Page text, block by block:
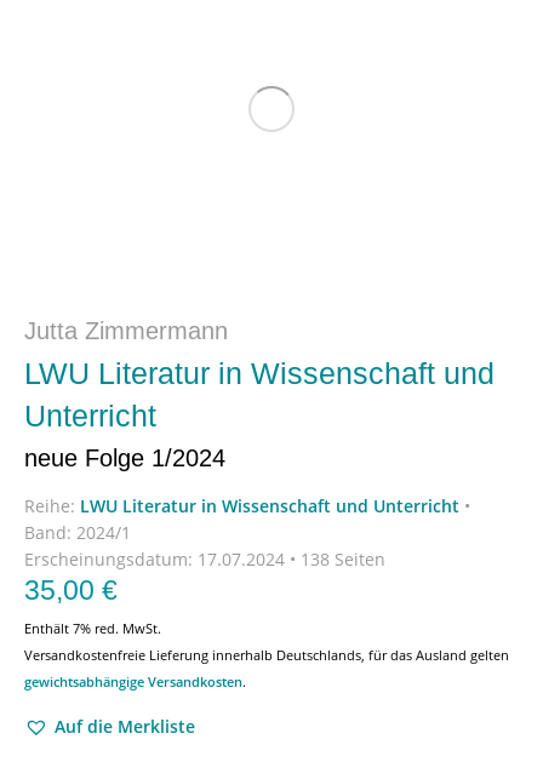
Jutta Zimmermann
LWU Literatur in Wissenschaft und
Unterricht
neue Folge 1/2024
Reihe: LWU Literatur in Wissenschaft und Unterricht •
Band: 2024/1
Erscheinungsdatum: 17.07.2024 • 138 Seiten
35,00 €
Enthält 7% red. MwSt.
Versandkostenfreie Lieferung innerhalb Deutschlands, für das Ausland gelten
gewichtsabhängige Versandkosten.
Auf die Merkliste